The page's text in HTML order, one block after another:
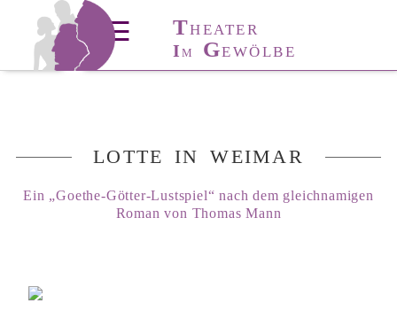
THÜRINGER
T ANZ- A KADEMIE
☰ THEATER
IM GEWÖLBE
LOTTE IN WEIMAR
Ein „Goethe-Götter-Lustspiel“ nach dem gleichnamigen
Roman von Thomas Mann